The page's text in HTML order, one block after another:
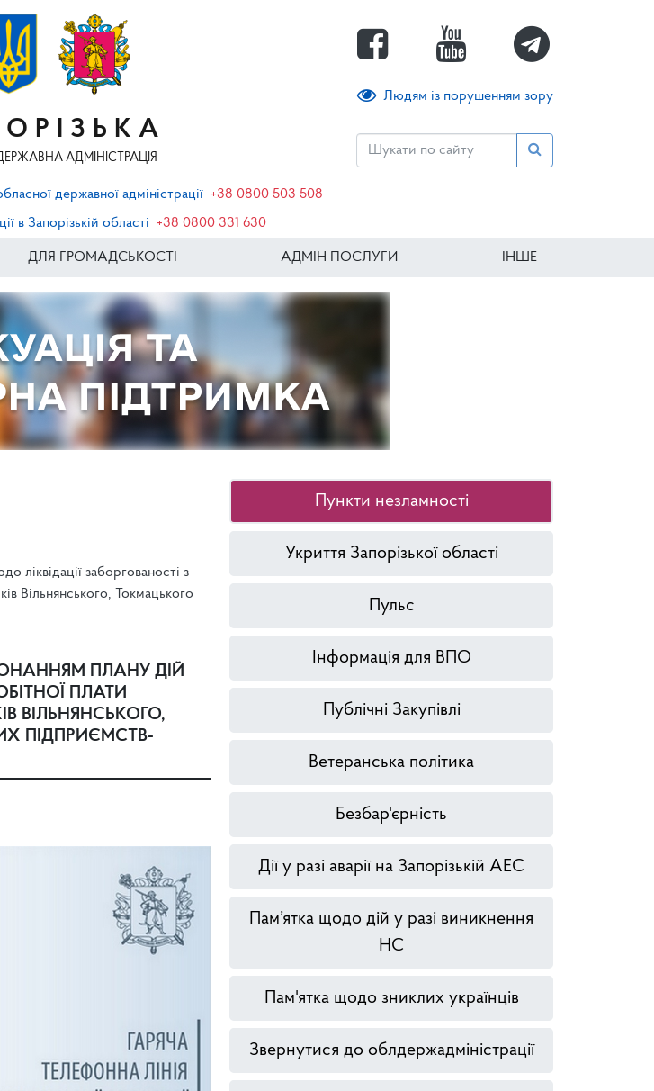
АДМІНІСТРАЦІЯ
Людям із порушенням зору
державної адміністрації +38 0800 503 508
в Запорізькій області
+38 0800 331 630
ДЛЯ ГРОМАДСЬКОСТІ АДМІН ПОСЛУГИ ІНШЕ
ліквідації заборгованості з
Вільнянського, Токмацького
ПЛАНУ ДІЙ
ПЛАТИ
ВІЛЬНЯНСЬКОГО,
ПІДПРИЄМСТВ-
Пункти незламності
Укриття Запорізької області
Пульс
Інформація для ВПО
Публічні Закупівлі
Ветеранська політика
Безбар'єрність
Дії у разі аварії на Запорізькій АЕС
Пам’ятка щодо дій у разі виникнення
НС
Пам'ятка щодо зниклих українців
Звернутися до облдержадміністрації